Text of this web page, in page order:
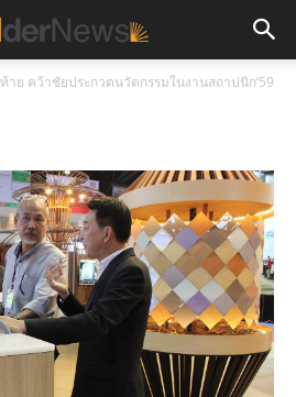
าย คว้าชัยประกวดนวัตกรรมในงานสถาปนิก’59